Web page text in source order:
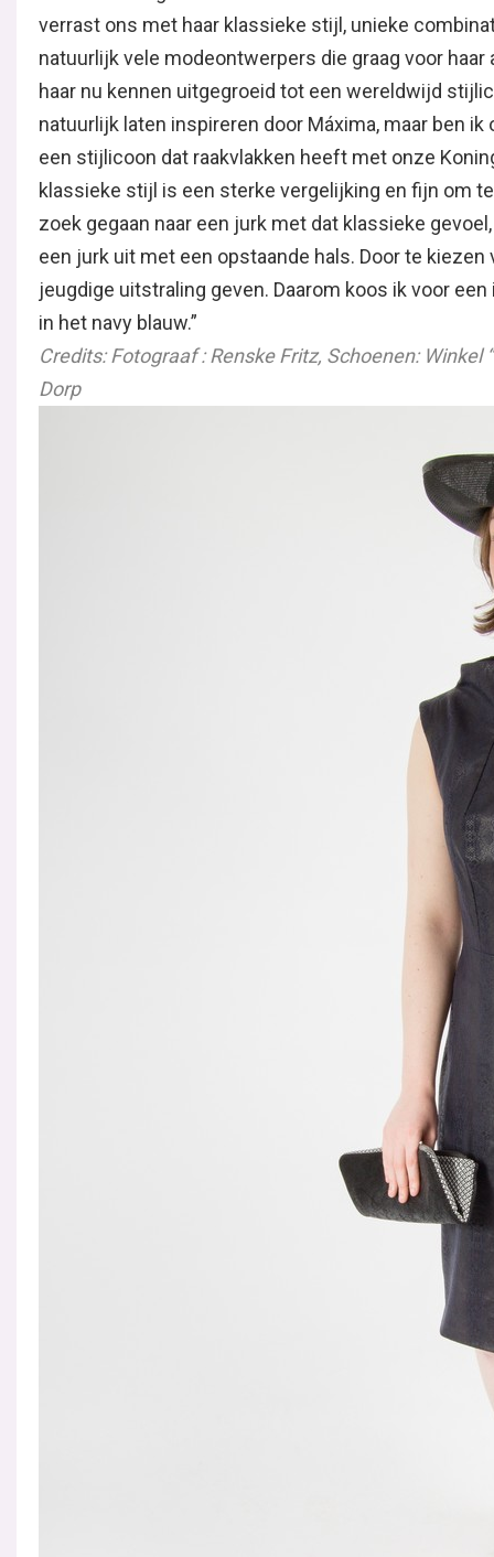
verrast ons met haar klassieke stijl, unieke
natuurlijk vele modeontwerpers die graag voor
haar nu kennen uitgegroeid tot een wereldwijd
natuurlijk laten inspireren door Máxima, maar ben
een stijlicoon dat raakvlakken heeft met onze
klassieke stijl is een sterke vergelijking en fijn om
zoek gegaan naar een jurk met dat klassieke
een jurk uit met een opstaande hals. Door te
jeugdige uitstraling geven. Daarom koos ik voor
in het navy blauw.”
Credits: Fotograaf : Renske Fritz, Schoenen:
Dorp